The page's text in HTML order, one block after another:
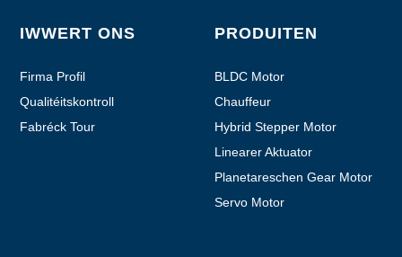
IWWERT ONS
Firma Profil
Qualitéitskontroll
Fabréck Tour
PRODUITEN
BLDC Motor
Chauffeur
Hybrid Stepper Motor
Linearer Aktuator
Planetareschen Gear Motor
Servo Motor